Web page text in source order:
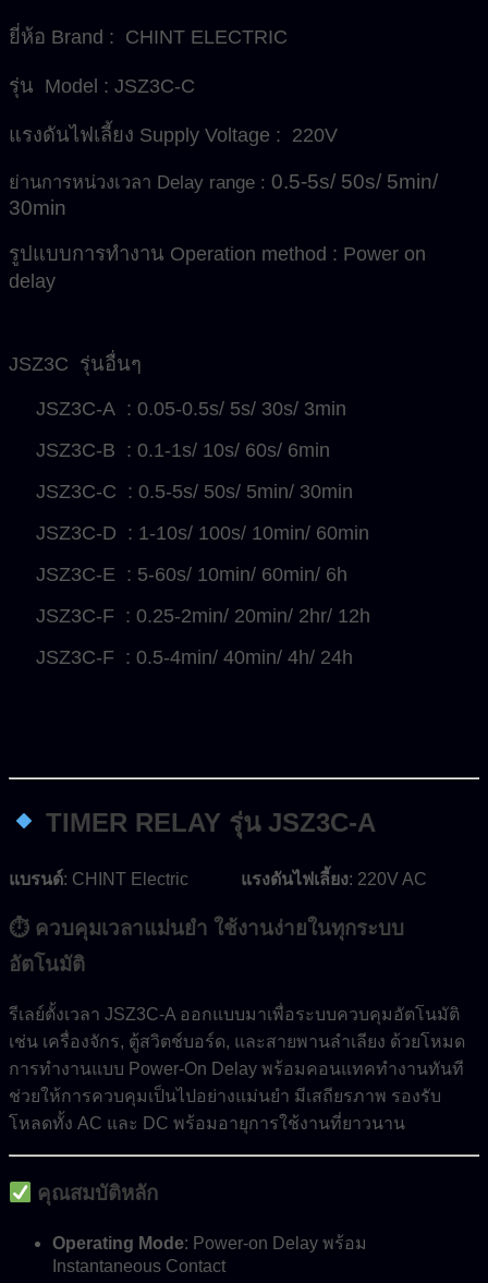
ยี่ห้อ Brand : CHINT ELECTRIC
รุ่น Model : JSZ3C-C
แรงดันไฟเลี้ยง Supply Voltage : 220V
ย่านการหน่วงเวลา Delay range : 0.5-5s/ 50s/ 5min/
30min
รูปแบบการทำงาน Operation method : Power on
delay
JSZ3C รุ่นอื่นๆ
JSZ3C-A : 0.05-0.5s/ 5s/ 30s/ 3min
JSZ3C-B : 0.1-1s/ 10s/ 60s/ 6min
JSZ3C-C : 0.5-5s/ 50s/ 5min/ 30min
JSZ3C-D : 1-10s/ 100s/ 10min/ 60min
JSZ3C-E : 5-60s/ 10min/ 60min/ 6h
JSZ3C-F : 0.25-2min/ 20min/ 2hr/ 12h
JSZ3C-F : 0.5-4min/ 40min/ 4h/ 24h
TIMER RELAY รุ่น JSZ3C-A
แบรนด์: CHINT Electric แรงดันไฟเลี้ยง: 220V AC
⏱ ควบคุมเวลาแม่นยำ ใช้งานง่ายในทุกระบบ
อัตโนมัติ
รีเลย์ตั้งเวลา JSZ3C-A ออกแบบมาเพื่อระบบควบคุมอัตโนมัติ
เช่น เครื่องจักร, ตู้สวิตช์บอร์ด, และสายพานลำเลียง ด้วยโหมด
การทำงานแบบ Power-On Delay พร้อมคอนแทคทำงานทันที
ช่วยให้การควบคุมเป็นไปอย่างแม่นยำ มีเสถียรภาพ รองรับ
โหลดทั้ง AC และ DC พร้อมอายุการใช้งานที่ยาวนาน
คุณสมบัติหลัก
Operating Mode: Power-on Delay พร้อม
Instantaneous Contact